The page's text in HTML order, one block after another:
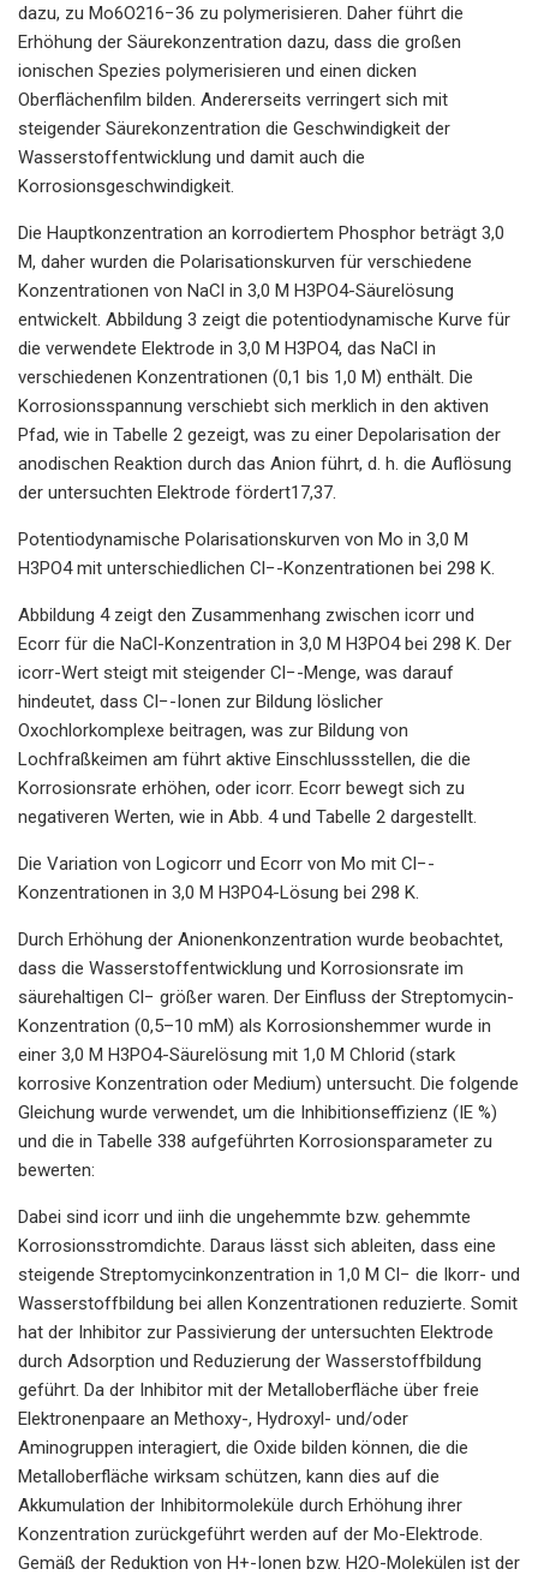
dazu, zu Mo6O216−36 zu polymerisieren. Daher führt die
Erhöhung der Säurekonzentration dazu, dass die großen
ionischen Spezies polymerisieren und einen dicken
Oberflächenfilm bilden. Andererseits verringert sich mit
steigender Säurekonzentration die Geschwindigkeit der
Wasserstoffentwicklung und damit auch die
Korrosionsgeschwindigkeit.
Die Hauptkonzentration an korrodiertem Phosphor beträgt 3,0
M, daher wurden die Polarisationskurven für verschiedene
Konzentrationen von NaCl in 3,0 M H3PO4-Säurelösung
entwickelt. Abbildung 3 zeigt die potentiodynamische Kurve für
die verwendete Elektrode in 3,0 M H3PO4, das NaCl in
verschiedenen Konzentrationen (0,1 bis 1,0 M) enthält. Die
Korrosionsspannung verschiebt sich merklich in den aktiven
Pfad, wie in Tabelle 2 gezeigt, was zu einer Depolarisation der
anodischen Reaktion durch das Anion führt, d. h. die Auflösung
der untersuchten Elektrode fördert17,37.
Potentiodynamische Polarisationskurven von Mo in 3,0 M
H3PO4 mit unterschiedlichen Cl−-Konzentrationen bei 298 K.
Abbildung 4 zeigt den Zusammenhang zwischen icorr und
Ecorr für die NaCl-Konzentration in 3,0 M H3PO4 bei 298 K. Der
icorr-Wert steigt mit steigender Cl−-Menge, was darauf
hindeutet, dass Cl−-Ionen zur Bildung löslicher
Oxochlorkomplexe beitragen, was zur Bildung von
Lochfraßkeimen am führt aktive Einschlussstellen, die die
Korrosionsrate erhöhen, oder icorr. Ecorr bewegt sich zu
negativeren Werten, wie in Abb. 4 und Tabelle 2 dargestellt.
Die Variation von Logicorr und Ecorr von Mo mit Cl−-
Konzentrationen in 3,0 M H3PO4-Lösung bei 298 K.
Durch Erhöhung der Anionenkonzentration wurde beobachtet,
dass die Wasserstoffentwicklung und Korrosionsrate im
säurehaltigen Cl− größer waren. Der Einfluss der Streptomycin-
Konzentration (0,5–10 mM) als Korrosionshemmer wurde in
einer 3,0 M H3PO4-Säurelösung mit 1,0 M Chlorid (stark
korrosive Konzentration oder Medium) untersucht. Die folgende
Gleichung wurde verwendet, um die Inhibitionseffizienz (IE %)
und die in Tabelle 338 aufgeführten Korrosionsparameter zu
bewerten:
Dabei sind icorr und iinh die ungehemmte bzw. gehemmte
Korrosionsstromdichte. Daraus lässt sich ableiten, dass eine
steigende Streptomycinkonzentration in 1,0 M Cl− die Ikorr- und
Wasserstoffbildung bei allen Konzentrationen reduzierte. Somit
hat der Inhibitor zur Passivierung der untersuchten Elektrode
durch Adsorption und Reduzierung der Wasserstoffbildung
geführt. Da der Inhibitor mit der Metalloberfläche über freie
Elektronenpaare an Methoxy-, Hydroxyl- und/oder
Aminogruppen interagiert, die Oxide bilden können, die die
Metalloberfläche wirksam schützen, kann dies auf die
Akkumulation der Inhibitormoleküle durch Erhöhung ihrer
Konzentration zurückgeführt werden auf der Mo-Elektrode.
Gemäß der Reduktion von H+-Ionen bzw. H2O-Molekülen ist der